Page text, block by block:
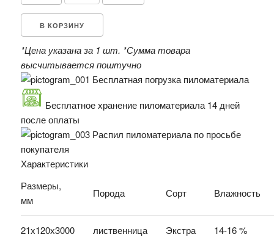
В КОРЗИНУ
*Цена указана за 1 шт. *Сумма товара
высчитывается поштучно
Бесплатная погрузка пиломатериала
Бесплатное хранение пиломатериала 14 дней
после оплаты
Распил пиломатериала по просьбе
покупателя
Характеристики
Размеры,
мм
Порода Сорт Влажность
21х120х3000 лиственница Экстра 14-16 %